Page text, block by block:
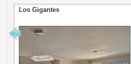
Los Gigantes